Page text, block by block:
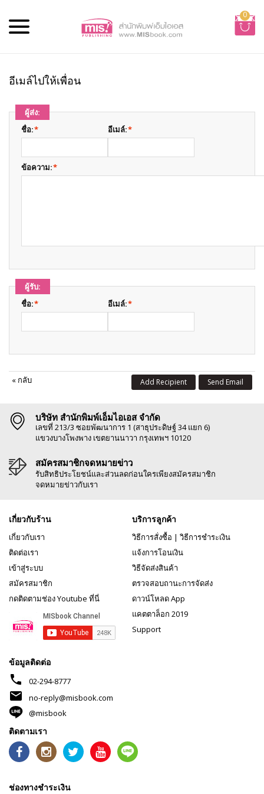
0
อีเมล์ไปให้เพื่อน
ผู้ส่ง:
*
ชื่อ: *
อีเมล์:
*
ข้อความ:
ผู้รับ:
*
ชื่อ: *
อีเมล์:
« กลับ Send Email
Add Recipient
บริษัท สำนักพิมพ์เอ็มไอเอส จำกัด
เลขที่ 213/3 ซอยพัฒนาการ 1 (สาธุประดิษฐ์ 34 แยก 6)
แขวงบางโพงพาง เขตยานนาวา กรุงเทพฯ 10120
สมัครสมาชิกจดหมายข่าว
รับสิทธิประโยชน์และส่วนลดก่อนใครเพียงสมัครสมาชิก
จดหมายข่าวกับเรา
เกี่ยวกับร้าน
เกี่ยวกับเรา
ติดต่อเรา
เข้าสู่ระบบ
สมัครสมาชิก
กดติดตามช่อง Youtube ที่นี่
บริการลูกค้า
วิธีการสั่งซื้อ | วิธีการชำระเงิน
แจ้งการโอนเงิน
วิธีจัดส่งสินค้า
ตรวจสอบถานะการจัดส่ง
ดาวน์โหลด App
แคตตาล็อก 2019
Support
ข้อมูลติดต่อ
phone 02-294-8777
mail
no-reply@misbook.com
@misbook
ติดตามเรา
ช่องทางชำระเงิน